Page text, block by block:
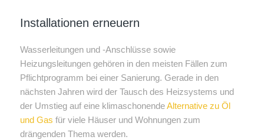
Installationen erneuern
Wasserleitungen und -Anschlüsse sowie
Heizungsleitungen gehören in den meisten Fällen zum
Pflichtprogramm bei einer Sanierung. Gerade in den
nächsten Jahren wird der Tausch des Heizsystems und
der Umstieg auf eine klimaschonendeAlternative zu Öl
und Gas für viele Häuser und Wohnungen zum
drängenden Thema werden.